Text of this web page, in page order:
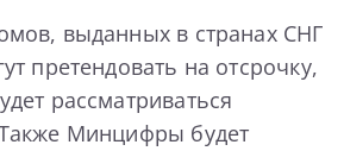
выданных в странах СНГ
претендовать на отсрочку,
рассматриваться
Минцифры будет